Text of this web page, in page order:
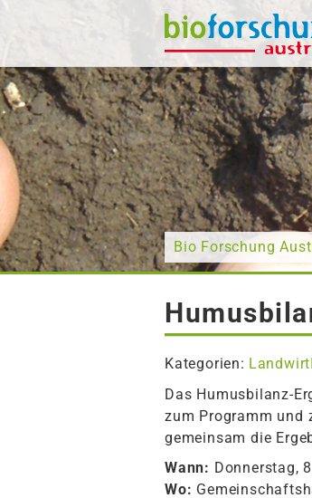
Wonach suchen Sie?
Bio Forschung
Kategorien:
Das Humusbilanz-
zum Programm und
gemeinsam die
Wann: Donnerstag,
Wo: